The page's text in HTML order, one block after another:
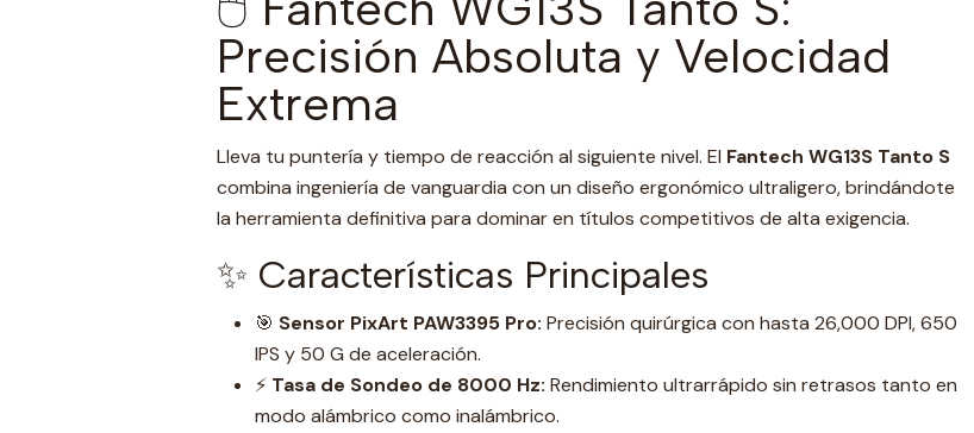
Precisión Absoluta y Velocidad
Extrema
Lleva tu puntería y tiempo de reacción al siguiente nivel. El Fantech WG13S Tanto S
combina ingeniería de vanguardia con un diseño ergonómico ultraligero, brindándote
la herramienta definitiva para dominar en títulos competitivos de alta exigencia.
✨ Características Principales
🎯 Sensor PixArt PAW3395 Pro: Precisión quirúrgica con hasta 26,000 DPI, 650
IPS y 50 G de aceleración.
⚡ Tasa de Sondeo de 8000 Hz: Rendimiento ultrarrápido sin retrasos tanto en
modo alámbrico como inalámbrico.